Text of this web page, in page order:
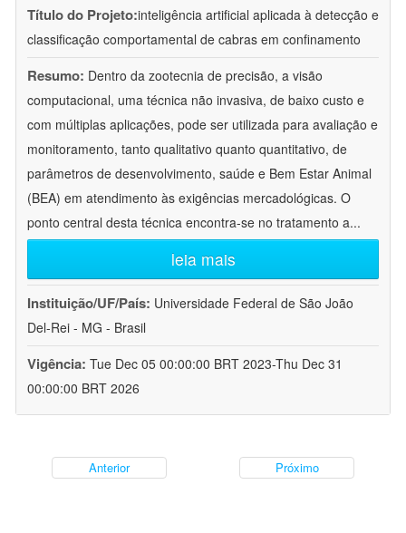
Título do Projeto:inteligência artificial aplicada à detecção e
classificação comportamental de cabras em confinamento
Resumo: Dentro da zootecnia de precisão, a visão
computacional, uma técnica não invasiva, de baixo custo e
com múltiplas aplicações, pode ser utilizada para avaliação e
monitoramento, tanto qualitativo quanto quantitativo, de
parâmetros de desenvolvimento, saúde e Bem Estar Animal
(BEA) em atendimento às exigências mercadológicas. O
ponto central desta técnica encontra-se no tratamento a...
leia mais
Instituição/UF/País: Universidade Federal de São João
Del-Rei - MG - Brasil
Vigência: Tue Dec 05 00:00:00 BRT 2023-Thu Dec 31
00:00:00 BRT 2026
Anterior Próximo